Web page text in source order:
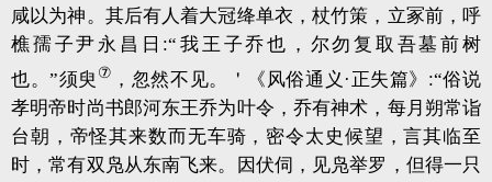
咸以为神。其后有人着大冠绛单衣，杖竹策，立冢前，呼
樵孺子尹永昌日 :“我王子乔也，尔勿复取吾墓前树
也。”须臾 ⑦ ，忽然不见。＇《风俗通义·正失篇》 :“俗说
孝明帝时尚书郎河东王乔为叶令，乔有神术，每月朔常诣
台朝，帝怪其来数而无车骑，密令太史候望，言其临至
时，常有双凫从东南飞来。因伏伺，见凫举罗，但得一只